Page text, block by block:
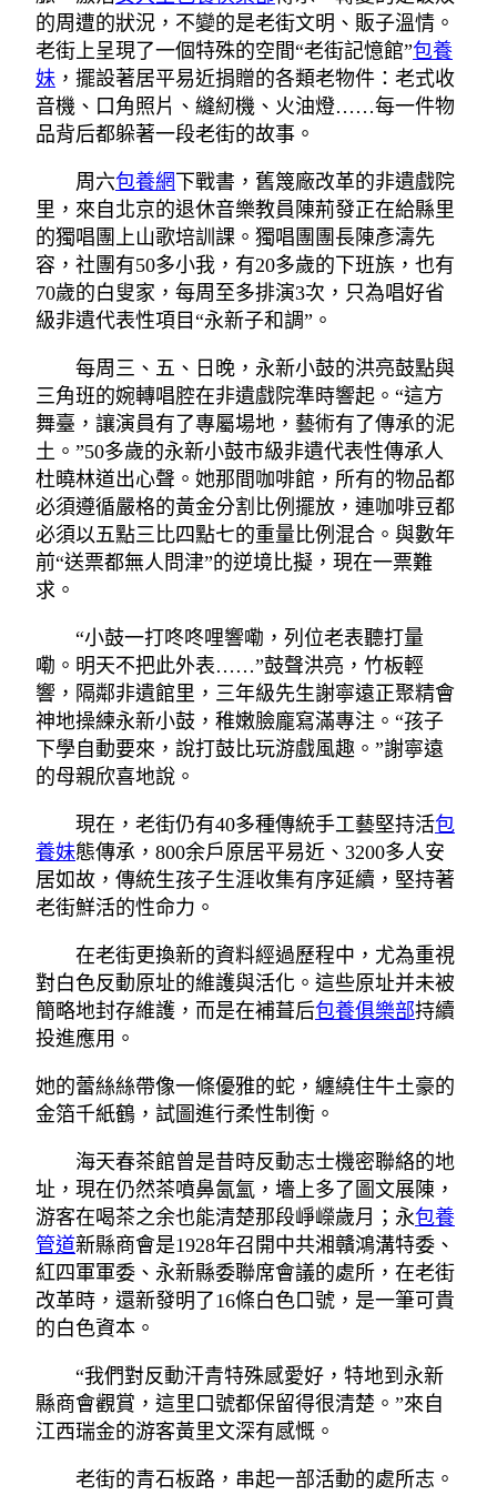
的周遭的狀況，不變的是老街文明、販子溫情。
老街上呈現了一個特殊的空間“老街記憶館”包養
妹 ，擺設著居平易近捐贈的各類老物件：老式收
音機、口角照片、縫紉機、火油燈……每一件物
品背后都躲著一段老街的故事。
周六包養網 下戰書，舊篾廠改革的非遺戲院
里，來自北京的退休音樂教員陳荊發正在給縣里
的獨唱團上山歌培訓課。獨唱團團長陳彥濤先
容，社團有50多小我，有20多歲的下班族，也有
70歲的白叟家，每周至多排演3次，只為唱好省
級非遺代表性項目“永新子和調”。
每周三、五、日晚，永新小鼓的洪亮鼓點與
三角班的婉轉唱腔在非遺戲院準時響起。“這方
舞臺，讓演員有了專屬場地，藝術有了傳承的泥
土。”50多歲的永新小鼓市級非遺代表性傳承人
杜曉林道出心聲。她那間咖啡館，所有的物品都
必須遵循嚴格的黃金分割比例擺放，連咖啡豆都
必須以五點三比四點七的重量比例混合。與數年
前“送票都無人問津”的逆境比擬，現在一票難
求。
“小鼓一打咚咚哩響嘞，列位老表聽打量
嘞。明天不把此外表……”鼓聲洪亮，竹板輕
響，隔鄰非遺館里，三年級先生謝寧遠正聚精會
神地操練永新小鼓，稚嫩臉龐寫滿專注。“孩子
下學自動要來，說打鼓比玩游戲風趣。”謝寧遠
的母親欣喜地說。
現在，老街仍有40多種傳統手工藝堅持活包
養妹態傳承，800余戶原居平易近、3200多人安
居如故，傳統生孩子生涯收集有序延續，堅持著
老街鮮活的性命力。
在老街更換新的資料經過歷程中，尤為重視
對白色反動原址的維護與活化。這些原址并未被
簡略地封存維護，而是在補葺后包養俱樂部持續
投進應用。
她的蕾絲絲帶像一條優雅的蛇，纏繞住牛土豪的
金箔千紙鶴，試圖進行柔性制衡。
海天春茶館曾是昔時反動志士機密聯絡的地
址，現在仍然茶噴鼻氤氳，墻上多了圖文展陳，
游客在喝茶之余也能清楚那段崢嶸歲月；永包養
管道新縣商會是1928年召開中共湘贛鴻溝特委、
紅四軍軍委、永新縣委聯席會議的處所，在老街
改革時，還新發明了16條白色口號，是一筆可貴
的白色資本。
“我們對反動汗青特殊感愛好，特地到永新
縣商會觀賞，這里口號都保留得很清楚。”來自
江西瑞金的游客黃里文深有感慨。
老街的青石板路，串起一部活動的處所志。